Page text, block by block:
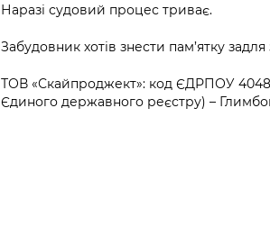
Наразі судовий процес триває.
Забудовник хотів знести пам’ятку
ТОВ «Скайпроджект»: код ЄДРПОУ
Єдиного державного реєстру) –